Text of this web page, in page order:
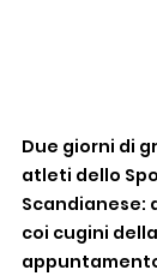
Due giorni di
atleti dello
Scandianese:
coi cugini